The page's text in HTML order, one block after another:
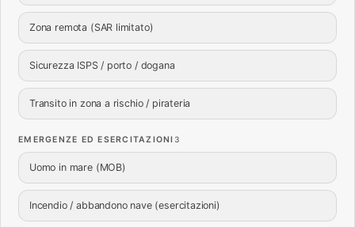
Zona remota (SAR limitato)
Sicurezza ISPS / porto / dogana
Transito in zona a rischio / pirateria
EMERGENZE ED ESERCITAZIONI 3
Uomo in mare (MOB)
Incendio / abbandono nave (esercitazioni)